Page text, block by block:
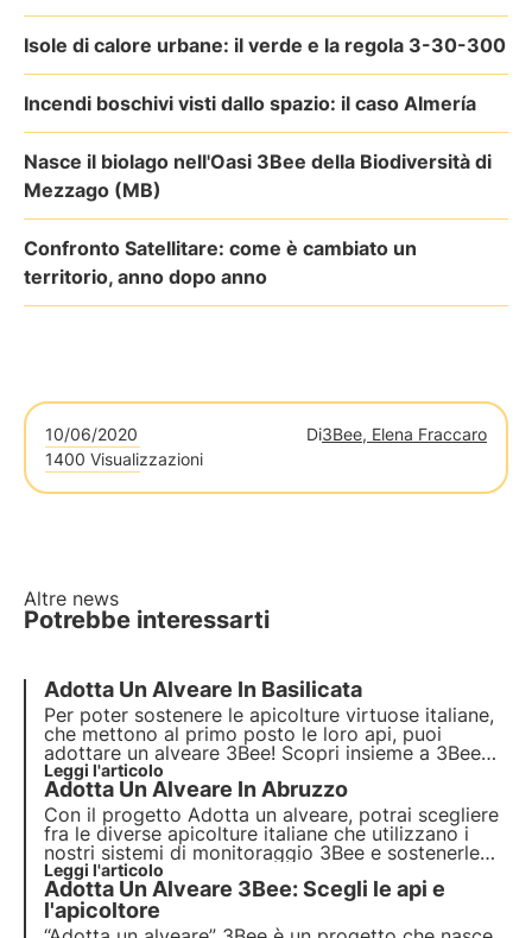
Isole di calore urbane: il verde e la regola 3-30-300
Incendi boschivi visti dallo spazio: il caso Almería
Nasce il biolago nell'Oasi 3Bee della Biodiversità di
Mezzago (MB)
Confronto Satellitare: come è cambiato un
territorio, anno dopo anno
10/06/2020 Di3Bee, Elena Fraccaro
1400 Visualizzazioni
Altre news
Potrebbe interessarti
Adotta Un Alveare In Basilicata
Per poter sostenere le apicolture virtuose italiane,
che mettono al primo posto le loro api, puoi
adottare un alveare 3Bee! Scopri insieme a 3Bee
tutte le loro caratteristiche. Oggi voliamo in
Basilicata, una regione incredibile che si spicca
proprio per la ricchezza della produzione di miele.
Leggi l'articolo
Adotta Un Alveare In Abruzzo
Con il progetto Adotta un alveare, potrai scegliere
fra le diverse apicolture italiane che utilizzano i
nostri sistemi di monitoraggio 3Bee e sostenerle
nella loro attività quotidiana. Scopriamo insieme le
realtà apistiche nella regione Abruzzo, terra dei
mieli introvabili.
Leggi l'articolo
Adotta Un Alveare 3Bee: Scegli le api e
l'apicoltore